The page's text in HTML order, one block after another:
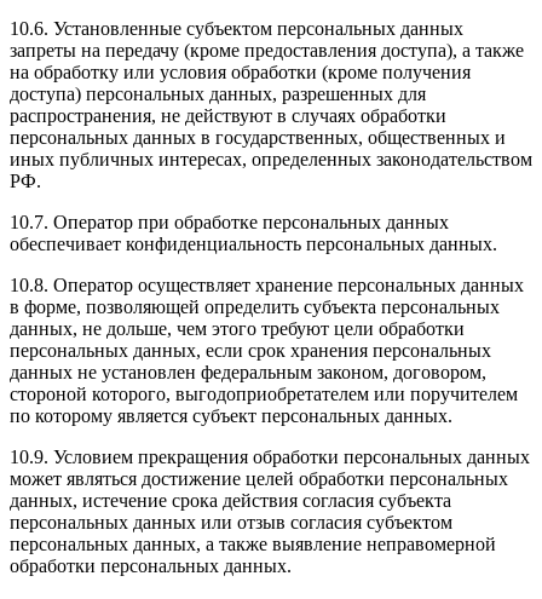
10.6. Установленные субъектом персональных данных
запреты на передачу (кроме предоставления доступа), а также
на обработку или условия обработки (кроме получения
доступа) персональных данных, разрешенных для
распространения, не действуют в случаях обработки
персональных данных в государственных, общественных и
иных публичных интересах, определенных законодательством
РФ.
10.7. Оператор при обработке персональных данных
обеспечивает конфиденциальность персональных данных.
10.8. Оператор осуществляет хранение персональных данных
в форме, позволяющей определить субъекта персональных
данных, не дольше, чем этого требуют цели обработки
персональных данных, если срок хранения персональных
данных не установлен федеральным законом, договором,
стороной которого, выгодоприобретателем или поручителем
по которому является субъект персональных данных.
10.9. Условием прекращения обработки персональных данных
может являться достижение целей обработки персональных
данных, истечение срока действия согласия субъекта
персональных данных или отзыв согласия субъектом
персональных данных, а также выявление неправомерной
обработки персональных данных.